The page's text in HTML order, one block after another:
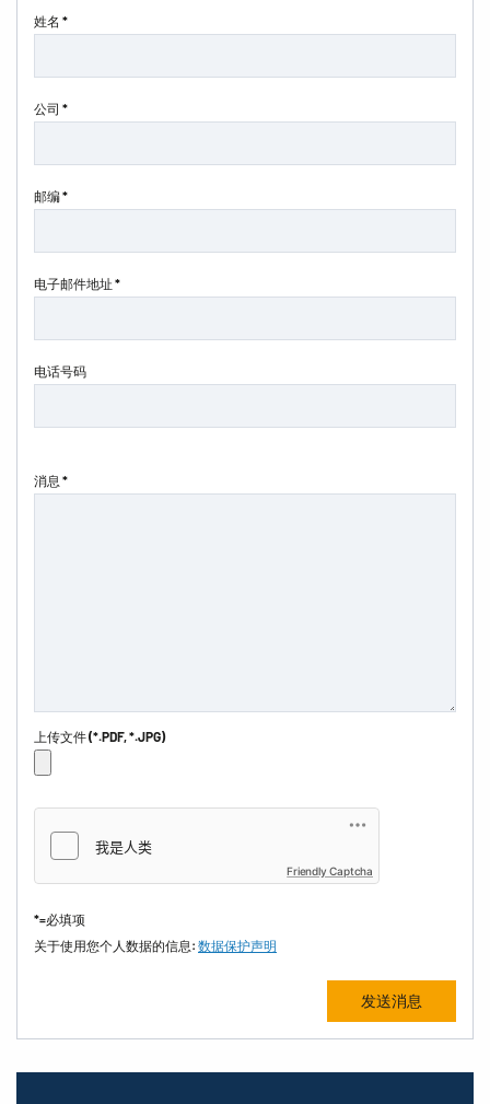
姓名 *
公司 *
邮编 *
电子邮件地址 *
电话号码
消息 *
上传文件 (*.PDF, *.JPG)
Friendly Captcha
*=必填项
关于使用您个人数据的信息: 数据保护声明